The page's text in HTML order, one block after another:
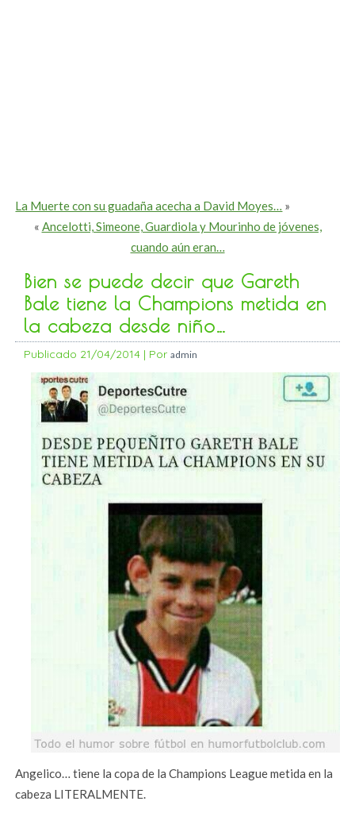
La Muerte con su guadaña acecha a David Moyes… »
« Ancelotti, Simeone, Guardiola y Mourinho de jóvenes,
cuando aún eran…
Bien se puede decir que Gareth
Bale tiene la Champions metida en
la cabeza desde niño…
Publicado 21/04/2014 | Por admin
Angelico… tiene la copa de la Champions League metida en la
cabeza LITERALMENTE.